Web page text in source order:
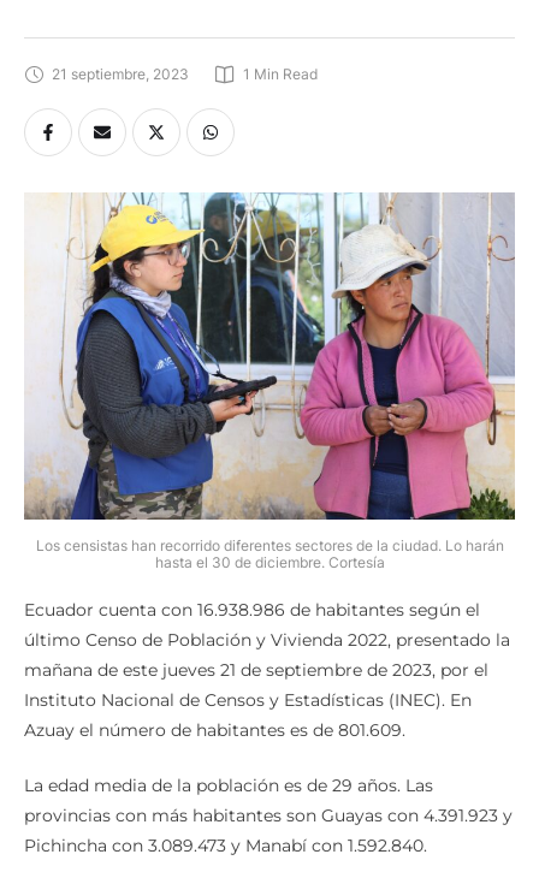
21 septiembre, 2023 1 Min Read
Los censistas han recorrido diferentes sectores de la ciudad. Lo harán
hasta el 30 de diciembre. Cortesía
Ecuador cuenta con 16.938.986 de habitantes según el
último Censo de Población y Vivienda 2022, presentado la
mañana de este jueves 21 de septiembre de 2023, por el
Instituto Nacional de Censos y Estadísticas (INEC). En
Azuay el número de habitantes es de 801.609.
La edad media de la población es de 29 años. Las
provincias con más habitantes son Guayas con 4.391.923 y
Pichincha con 3.089.473 y Manabí con 1.592.840.